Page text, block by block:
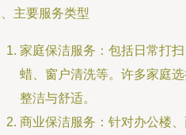
主要服务类型
家庭保洁服务：包括日常打
蜡、窗户清洗等。许多家庭
整洁与舒适。
商业保洁服务：针对办公楼